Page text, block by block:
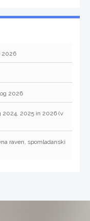
2026
2026
2025 in 2026 (v
raven, spomladanski